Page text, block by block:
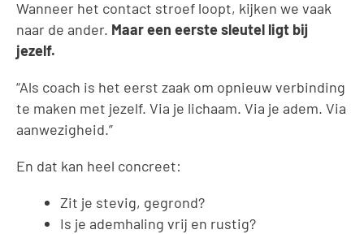
Wanneer het contact stroef loopt, kijken we vaak
naar de ander. Maar een eerste sleutel ligt bij
jezelf.
“Als coach is het eerst zaak om opnieuw verbinding
te maken met jezelf. Via je lichaam. Via je adem. Via
aanwezigheid.”
En dat kan heel concreet:
Zit je stevig, gegrond?
Is je ademhaling vrij en rustig?